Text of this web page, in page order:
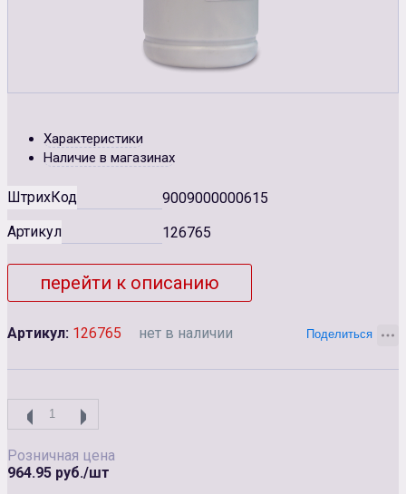
Характеристики
Наличие в магазинах
ШтрихКод
9009000000615
Артикул
126765
перейти к описанию
Артикул: 126765 нет в наличии
Розничная цена
964.95 руб./шт